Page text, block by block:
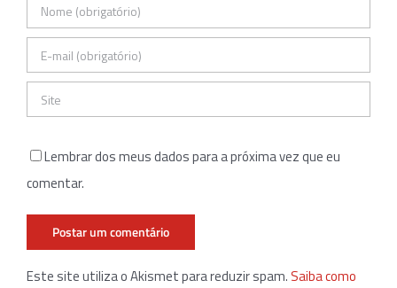
Lembrar dos meus dados para a próxima vez que eu
comentar.
Este site utiliza o Akismet para reduzir spam. Saiba como